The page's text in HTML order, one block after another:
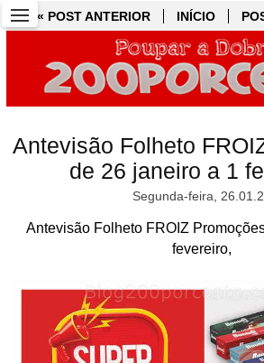
« POST ANTERIOR INÍCIO
Antevisão Folheto
de 26 janeiro a 1
Segunda-feira,
Antevisão Folheto FROIZ
fevereiro,
« POST ANTERIOR INÍCIO